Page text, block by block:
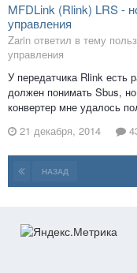
MFDLink (Rlink) LRS -
управления
Zarin ответил в тему
управления
У передатчика Rlink есть
должен понимать Sbus,
конвертер мне удалось
21 декабря, 2014
НАЗАД